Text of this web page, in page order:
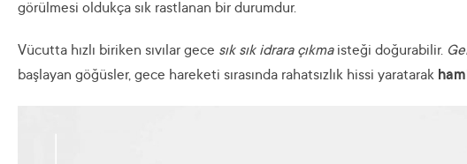
görülmesi oldukça sık rastlanan bir durumdur.
Vücutta hızlı biriken sıvılar gece sık sık idrara çıkmaisteği doğurabilir.
başlayan göğüsler, gece hareketi sırasında rahatsızlık hissi yaratarak